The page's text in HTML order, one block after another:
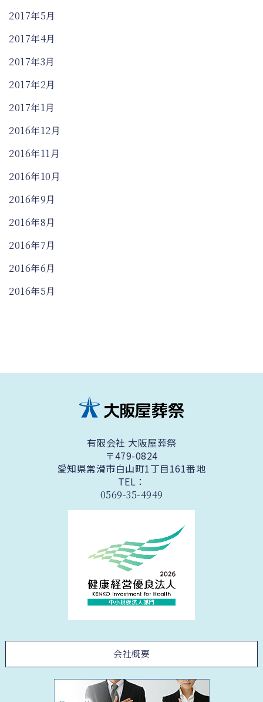
2017年5月
2017年4月
2017年3月
2017年2月
2017年1月
2016年12月
2016年11月
2016年10月
2016年9月
2016年8月
2016年7月
2016年6月
2016年5月
有限会社 大阪屋葬祭
〒479-0824
愛知県常滑市白山町1丁目161番地
TEL：
0569-35-4949
会社概要